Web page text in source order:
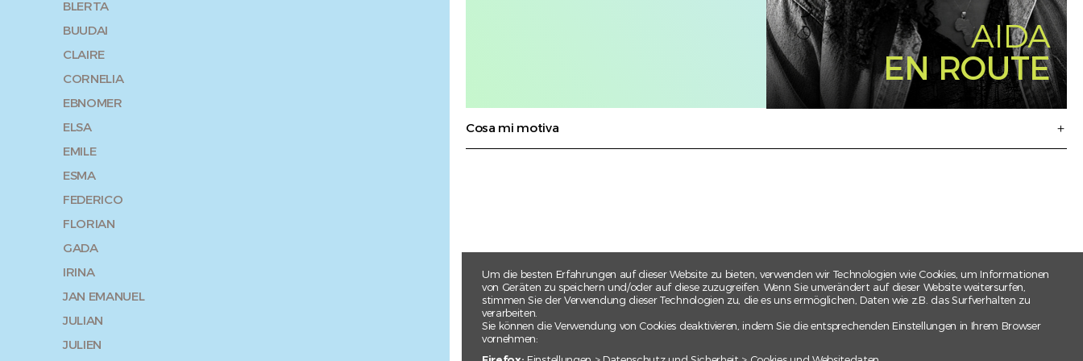
BLERTA
BUUDAI
CLAIRE
CORNELIA
EBNOMER
ELSA
EMILE
ESMA
FEDERICO
FLORIAN
GADA
IRINA
JAN EMANUEL
JULIAN
JULIEN
AIDA
EN ROUTE
Cosa mi motiva
Um die besten Erfahrungen auf dieser Website zu bieten, verwenden wir Technologien wie Cookies, um Informationen
von Geräten zu speichern und/oder auf diese zuzugreifen. Wenn Sie unverändert auf dieser Website weitersurfen,
stimmen Sie der Verwendung dieser Technologien zu, die es uns ermöglichen, Daten wie z.B. das Surfverhalten zu
verarbeiten.
Sie können die Verwendung von Cookies deaktivieren, indem Sie die entsprechenden Einstellungen in Ihrem Browser
vornehmen: